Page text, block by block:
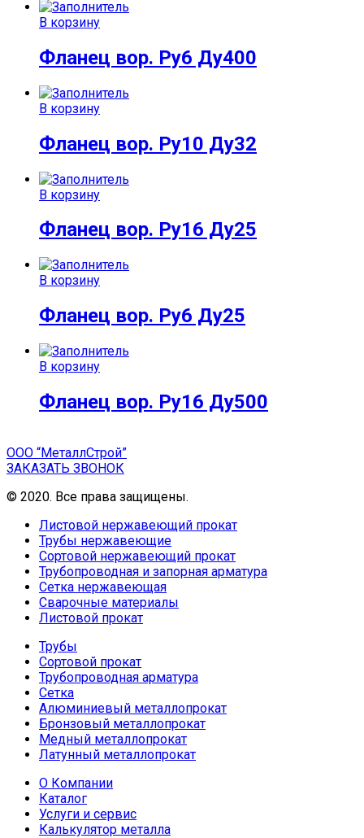
В корзину
Фланец вор. Ру6 Ду400
В корзину
Фланец вор. Ру10 Ду32
В корзину
Фланец вор. Ру16 Ду25
В корзину
Фланец вор. Ру6 Ду25
В корзину
Фланец вор. Ру16 Ду500
ООО “МеталлСтрой”
ЗАКАЗАТЬ ЗВОНОК
© 2020. Все права защищены.
Листовой нержавеющий прокат
Трубы нержавеющие
Сортовой нержавеющий прокат
Трубопроводная и запорная арматура
Сетка нержавеющая
Сварочные материалы
Листовой прокат
Трубы
Сортовой прокат
Трубопроводная арматура
Сетка
Алюминиевый металлопрокат
Бронзовый металлопрокат
Медный металлопрокат
Латунный металлопрокат
О Компании
Каталог
Услуги и сервис
Калькулятор металла